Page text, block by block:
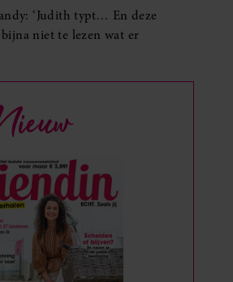
‘Judith typt… En deze
niet te lezen wat er